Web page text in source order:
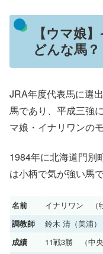
【ウマ娘
どんな馬？
JRA年度代表馬に選
馬であり、平成三強
マ娘・イナリワンの
1984年に北海道門別
は小柄で気が強い馬で
名前 イナリワン （
調教師 鈴木 清（美浦）
成績 11戦3勝 （中央